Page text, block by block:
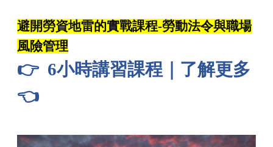
避開勞資地雷的實戰課程-勞動法令與職場
風險管理
👉 6小時講習課程｜了解更多
👈